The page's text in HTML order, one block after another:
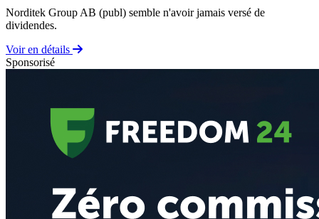
Norditek Group AB (publ) semble n'avoir jamais versé de
dividendes.
Voir en détails
Sponsorisé